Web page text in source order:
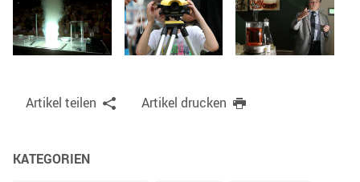
Artikel teilen Artikel drucken
KATEGORIEN